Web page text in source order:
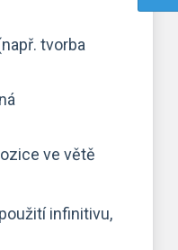
tvorba
ve větě
infinitivu,